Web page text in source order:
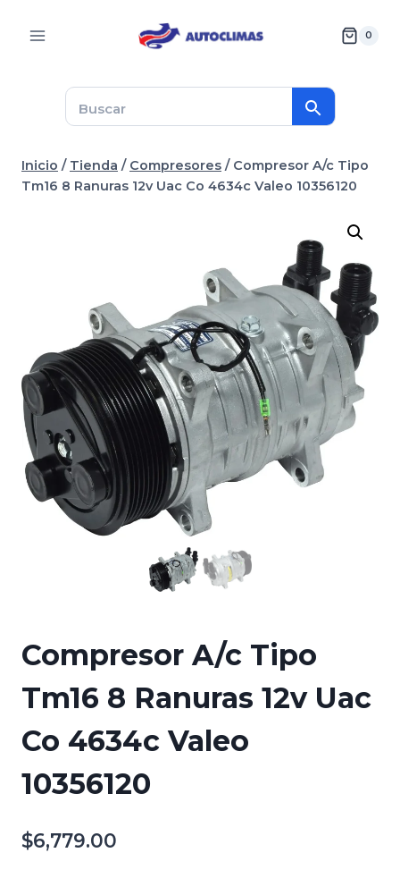
0
Inicio / Tienda / Compresores / Compresor A/c Tipo
Tm16 8 Ranuras 12v Uac Co 4634c Valeo 10356120
Compresor A/c Tipo
Tm16 8 Ranuras 12v Uac
Co 4634c Valeo
10356120
$6,779.00